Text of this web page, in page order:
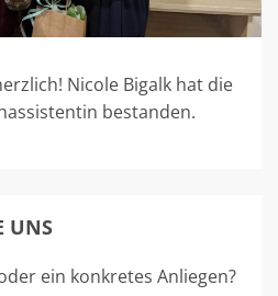
Nicole Bigalk hat die
bestanden.
UNS
ein konkretes Anliegen?